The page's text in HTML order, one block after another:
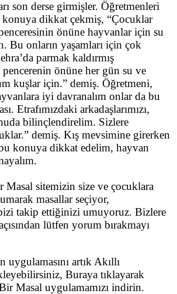
son derse girmişler. Öğretmenleri
konuya dikkat çekmiş, “Çocuklar
penceresinin önüne hayvanlar için su
Bu onların yaşamları için çok
parmak kaldırmış
önüne her gün su ve
kuşlar için.” demiş. Öğretmeni,
iyi davranalım onlar da bu
Etrafımızdaki arkadaşlarımızı,
bilinçlendirelim. Sizlere
demiş. Kış mevsimine girerken
konuya dikkat edelim, hayvan
sitemizin size ve çocuklara
masallar seçiyor,
takip ettiğinizi umuyoruz. Bizlere
lütfen yorum bırakmayı
artık Akıllı
Buraya tıklayarak
Masal uygulamamızı indirin.